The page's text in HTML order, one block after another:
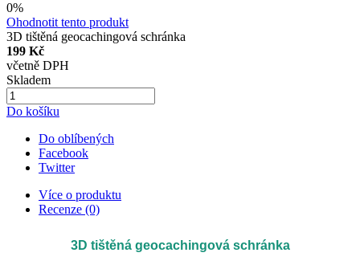
0%
Ohodnotit tento produkt
3D tištěná geocachingová schránka
199 Kč
včetně DPH
Skladem
Do košíku
Do oblíbených
Facebook
Twitter
Více o produktu
Recenze (0)
3D tištěná geocachingová schránka